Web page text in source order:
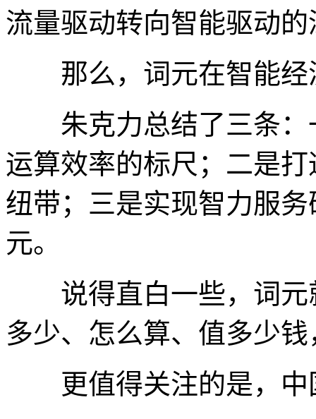
流量驱动转向智能驱动
那么，词元在智能经
朱克力总结了三条：
运算效率的标尺；二是
纽带；三是实现智力服
元。
说得直白一些，词元
多少、怎么算、值多少
更值得关注的是，中